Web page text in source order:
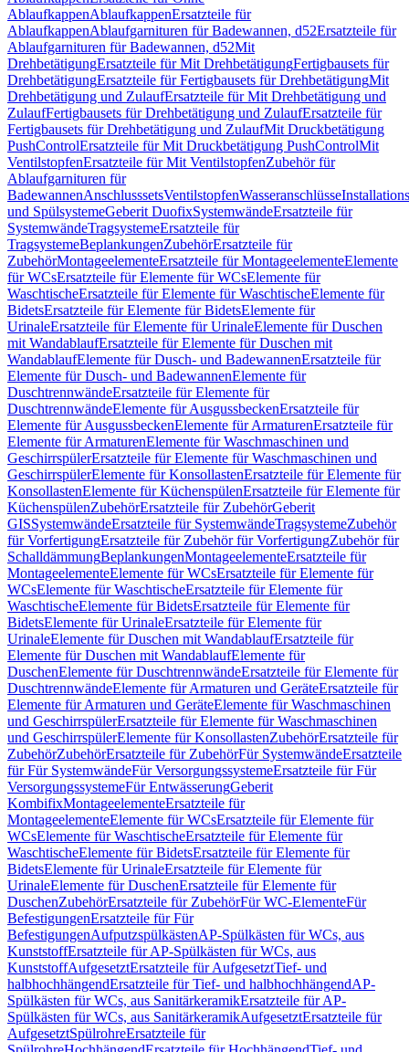
AblaufkappenAblaufkappenErsatzteile für
AblaufkappenAblaufgarnituren für Badewannen, d52Ersatzteile für
Ablaufgarnituren für Badewannen, d52Mit
DrehbetätigungErsatzteile für Mit DrehbetätigungFertigbausets für
DrehbetätigungErsatzteile für Fertigbausets für DrehbetätigungMit
Drehbetätigung und ZulaufErsatzteile für Mit Drehbetätigung und
ZulaufFertigbausets für Drehbetätigung und ZulaufErsatzteile für
Fertigbausets für Drehbetätigung und ZulaufMit Druckbetätigung
PushControlErsatzteile für Mit Druckbetätigung PushControlMit
VentilstopfenErsatzteile für Mit VentilstopfenZubehör für
Ablaufgarnituren für
BadewannenAnschlusssetsVentilstopfenWasseranschlüsse
und SpülsystemeGeberit DuofixSystemwändeErsatzteile für
SystemwändeTragsystemeErsatzteile für
TragsystemeBeplankungenZubehörErsatzteile für
ZubehörMontageelementeErsatzteile für MontageelementeElemente
für WCsErsatzteile für Elemente für WCsElemente für
WaschtischeErsatzteile für Elemente für WaschtischeElemente für
BidetsErsatzteile für Elemente für BidetsElemente für
UrinaleErsatzteile für Elemente für UrinaleElemente für Duschen
mit WandablaufErsatzteile für Elemente für Duschen mit
WandablaufElemente für Dusch- und BadewannenErsatzteile für
Elemente für Dusch- und BadewannenElemente für
DuschtrennwändeErsatzteile für Elemente für
DuschtrennwändeElemente für AusgussbeckenErsatzteile für
Elemente für AusgussbeckenElemente für ArmaturenErsatzteile für
Elemente für ArmaturenElemente für Waschmaschinen und
GeschirrspülerErsatzteile für Elemente für Waschmaschinen und
GeschirrspülerElemente für KonsollastenErsatzteile für Elemente für
KonsollastenElemente für KüchenspülenErsatzteile für Elemente für
KüchenspülenZubehörErsatzteile für ZubehörGeberit
GISSystemwändeErsatzteile für SystemwändeTragsystemeZubehör
für VorfertigungErsatzteile für Zubehör für VorfertigungZubehör für
SchalldämmungBeplankungenMontageelementeErsatzteile für
MontageelementeElemente für WCsErsatzteile für Elemente für
WCsElemente für WaschtischeErsatzteile für Elemente für
WaschtischeElemente für BidetsErsatzteile für Elemente für
BidetsElemente für UrinaleErsatzteile für Elemente für
UrinaleElemente für Duschen mit WandablaufErsatzteile für
Elemente für Duschen mit WandablaufElemente für
DuschenElemente für DuschtrennwändeErsatzteile für Elemente für
DuschtrennwändeElemente für Armaturen und GeräteErsatzteile für
Elemente für Armaturen und GeräteElemente für Waschmaschinen
und GeschirrspülerErsatzteile für Elemente für Waschmaschinen
und GeschirrspülerElemente für KonsollastenZubehörErsatzteile für
ZubehörZubehörErsatzteile für ZubehörFür SystemwändeErsatzteile
für Für SystemwändeFür VersorgungssystemeErsatzteile für Für
VersorgungssystemeFür EntwässerungGeberit
KombifixMontageelementeErsatzteile für
MontageelementeElemente für WCsErsatzteile für Elemente für
WCsElemente für WaschtischeErsatzteile für Elemente für
WaschtischeElemente für BidetsErsatzteile für Elemente für
BidetsElemente für UrinaleErsatzteile für Elemente für
UrinaleElemente für DuschenErsatzteile für Elemente für
DuschenZubehörErsatzteile für ZubehörFür WC-ElementeFür
BefestigungenErsatzteile für Für
BefestigungenAufputzspülkästenAP-Spülkästen für WCs, aus
KunststoffErsatzteile für AP-Spülkästen für WCs, aus
KunststoffAufgesetztErsatzteile für AufgesetztTief- und
halbhochhängendErsatzteile für Tief- und halbhochhängendAP-
Spülkästen für WCs, aus SanitärkeramikErsatzteile für AP-
Spülkästen für WCs, aus SanitärkeramikAufgesetztErsatzteile für
AufgesetztSpülrohreErsatzteile für